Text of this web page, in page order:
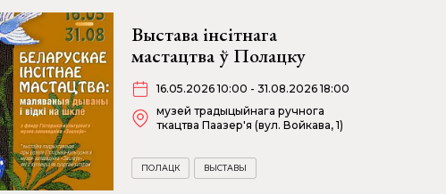
Выстава інсітнага
мастацтва ў Полацку
16.05.2026 10:00 - 31.08.2026 18:00
музей традыцыйнага ручнога
ткацтва Паазер'я (вул. Войкава, 1)
ПОЛАЦК ВЫСТАВЫ